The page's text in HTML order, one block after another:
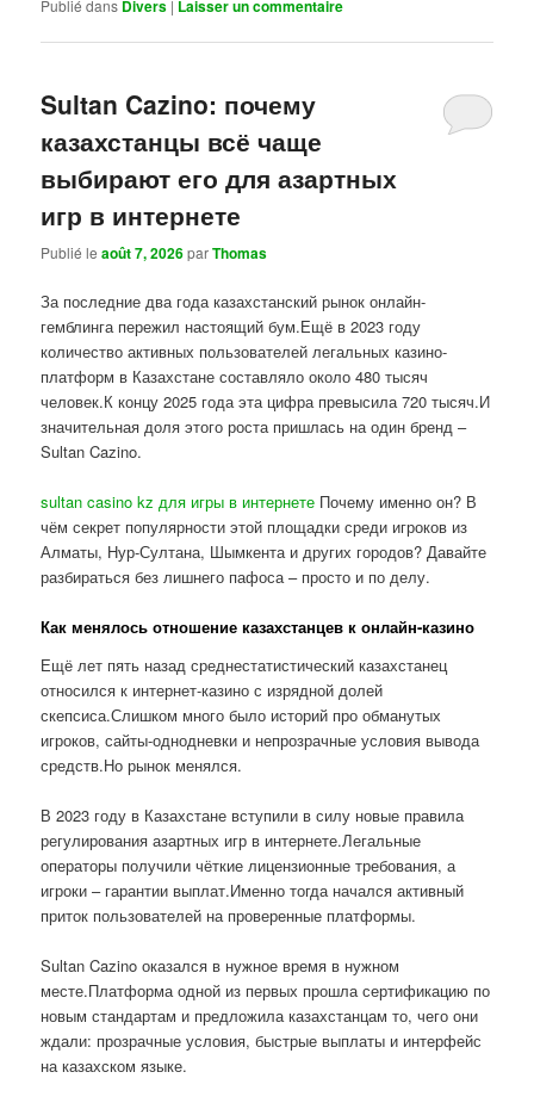
Publié dans Divers | Laisser un commentaire
Sultan Cazino: почему
казахстанцы всё чаще
выбирают его для азартных
игр в интернете
Publié leaoût 7, 2026parThomas
За последние два года казахстанский рынок онлайн-
гемблинга пережил настоящий бум.Ещё в 2023 году
количество активных пользователей легальных казино-
платформ в Казахстане составляло около 480 тысяч
человек.К концу 2025 года эта цифра превысила 720 тысяч.И
значительная доля этого роста пришлась на один бренд –
Sultan Cazino.
sultan casino kz для игры в интернете Почему именно он? В
чём секрет популярности этой площадки среди игроков из
Алматы, Нур-Султана, Шымкента и других городов? Давайте
разбираться без лишнего пафоса – просто и по делу.
Как менялось отношение казахстанцев к онлайн-казино
Ещё лет пять назад среднестатистический казахстанец
относился к интернет-казино с изрядной долей
скепсиса.Слишком много было историй про обманутых
игроков, сайты-однодневки и непрозрачные условия вывода
средств.Но рынок менялся.
В 2023 году в Казахстане вступили в силу новые правила
регулирования азартных игр в интернете.Легальные
операторы получили чёткие лицензионные требования, а
игроки – гарантии выплат.Именно тогда начался активный
приток пользователей на проверенные платформы.
Sultan Cazino оказался в нужное время в нужном
месте.Платформа одной из первых прошла сертификацию по
новым стандартам и предложила казахстанцам то, чего они
ждали: прозрачные условия, быстрые выплаты и интерфейс
на казахском языке.